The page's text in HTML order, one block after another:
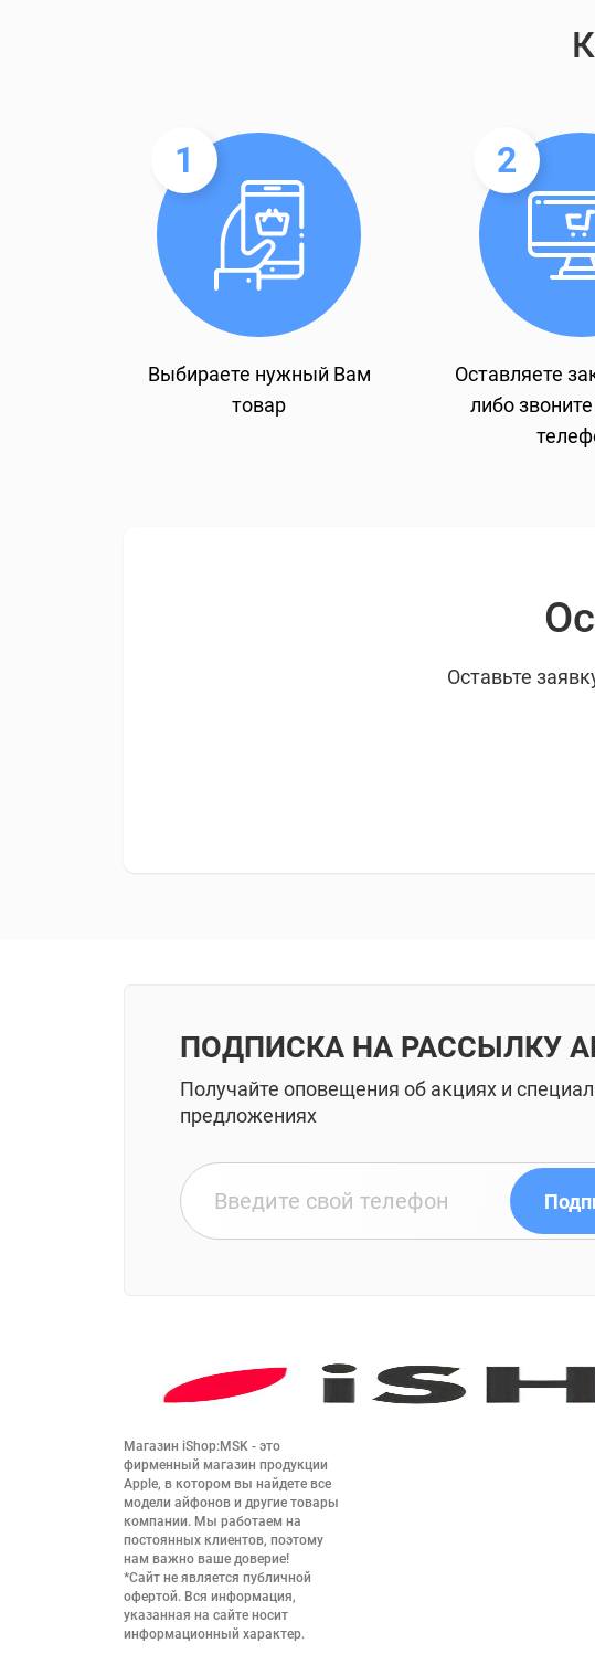
1
Выбираете нужный Вам
товар
2
Оставляете
либо
Оставьте
ПОДПИСКА НА РАССЫЛКУ
Получайте оповещения об акциях и
предложениях
Магазин iShop:MSK - это
фирменный магазин продукции
Apple, в котором вы найдете все
модели айфонов и другие товары
компании. Мы работаем на
постоянных клиентов, поэтому
нам важно ваше доверие!
*Сайт не является публичной
офертой. Вся информация,
указанная на сайте носит
информационный характер.